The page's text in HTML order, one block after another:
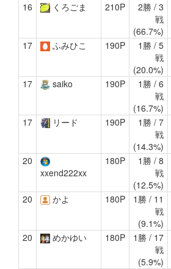
16 くろごま 210P
2勝 / 3
戦
(66.7%)
17 ふみひこ 190P
1勝 / 5
戦
(20.0%)
17 saiko 190P
1勝 / 6
戦
(16.7%)
17 リード 190P
1勝 / 7
戦
(14.3%)
20
xxend222xx
180P
1勝 / 8
戦
(12.5%)
20 かよ 180P
1勝 / 11
戦
(9.1%)
20 めかゆい 180P
1勝 / 17
戦
(5.9%)